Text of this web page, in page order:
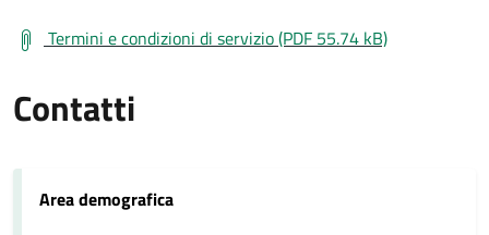
Termini e condizioni di servizio (PDF 55.74 kB)
Contatti
Area demografica